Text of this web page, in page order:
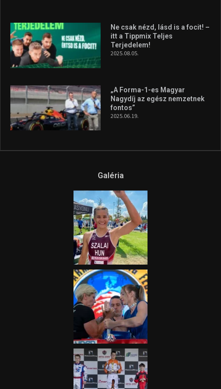
Ne csak nézd, lásd is a focit! –
itt a Tippmix Teljes
Terjedelem!
2025.08.05.
„A Forma-1-es Magyar
Nagydíj az egész nemzetnek
fontos”
2025.06.19.
Galéria